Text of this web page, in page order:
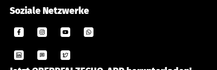
Soziale Netzwerke